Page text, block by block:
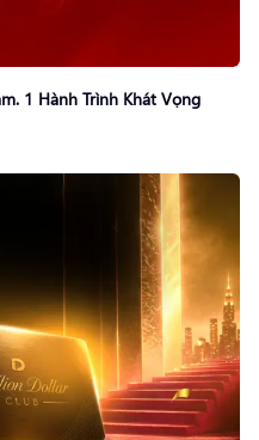
1 Hành Trình Khát Vọng